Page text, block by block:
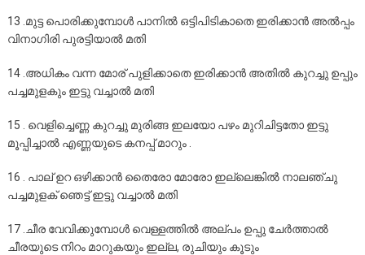
13 .മുട്ട പൊരിക്കുമ്പോള്‍ പാനില്‍ ഒട്ടിപിടികാതെ ഇരിക്കാന്‍ അല്‍പ്പം
വിനാഗിരി പുരട്ടിയാല്‍ മതി
14 .അധികം വന്ന മോര് പുളിക്കാതെ ഇരിക്കാന്‍ അതില്‍ കുറച്ചു ഉപ്പും
പച്ചമുളകും ഇട്ടു വച്ചാല്‍ മതി
15 . വെളിച്ചെണ്ണ കുറച്ചു മുരിങ്ങ ഇലയോ പഴം മുറിചിട്ടതോ ഇട്ടു
മൂപ്പിച്ചാല്‍ എണ്ണയുടെ കനപ്പ് മാറും .
16 . പാല് ഉറ ഒഴിക്കാന്‍ തൈരോ മോരോ ഇല്ലെങ്കില്‍ നാലഞ്ചു
പച്ചമുളക് ഞെട്ട് ഇട്ടു വച്ചാല്‍ മതി
17 .ചീര വേവിക്കുമ്പോള്‍ വെള്ളത്തില്‍ അല്പം ഉപ്പു ചേര്‍ത്താല്‍
ചീരയുടെ നിറം മാറുകയും ഇല്ല, രുചിയും കൂടും